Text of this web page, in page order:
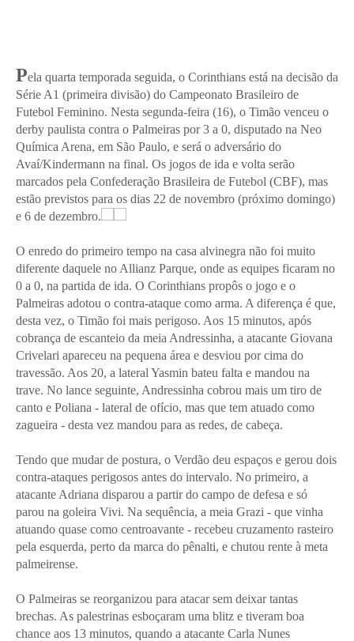
Pela quarta temporada seguida, o Corinthians está na decisão da
Série A1 (primeira divisão) do Campeonato Brasileiro de
Futebol Feminino. Nesta segunda-feira (16), o Timão venceu o
derby paulista contra o Palmeiras por 3 a 0, disputado na Neo
Química Arena, em São Paulo, e será o adversário do
Avaí/Kindermann na final. Os jogos de ida e volta serão
marcados pela Confederação Brasileira de Futebol (CBF), mas
estão previstos para os dias 22 de novembro (próximo domingo)
e 6 de dezembro.
O enredo do primeiro tempo na casa alvinegra não foi muito
diferente daquele no Allianz Parque, onde as equipes ficaram no
0 a 0, na partida de ida. O Corinthians propôs o jogo e o
Palmeiras adotou o contra-ataque como arma. A diferença é que,
desta vez, o Timão foi mais perigoso. Aos 15 minutos, após
cobrança de escanteio da meia Andressinha, a atacante Giovana
Crivelari apareceu na pequena área e desviou por cima do
travessão. Aos 20, a lateral Yasmin bateu falta e mandou na
trave. No lance seguinte, Andressinha cobrou mais um tiro de
canto e Poliana - lateral de ofício, mas que tem atuado como
zagueira - desta vez mandou para as redes, de cabeça.
Tendo que mudar de postura, o Verdão deu espaços e gerou dois
contra-ataques perigosos antes do intervalo. No primeiro, a
atacante Adriana disparou a partir do campo de defesa e só
parou na goleira Vivi. Na sequência, a meia Grazi - que vinha
atuando quase como centroavante - recebeu cruzamento rasteiro
pela esquerda, perto da marca do pênalti, e chutou rente à meta
palmeirense.
O Palmeiras se reorganizou para atacar sem deixar tantas
brechas. As palestrinas esboçaram uma blitz e tiveram boa
chance aos 13 minutos, quando a atacante Carla Nunes